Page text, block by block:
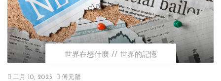
影片專區
關於我們
世界在想什麼 世界的記憶
二月 10, 2025 傅元罄